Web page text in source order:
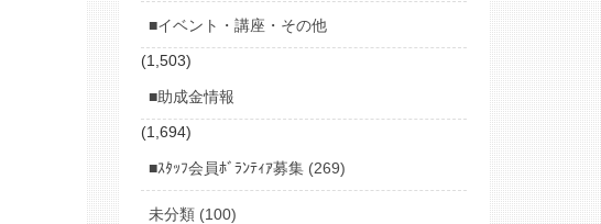
■イベント・講座・その他
(1,503)
■助成金情報
(1,694)
■ｽﾀｯﾌ会員ﾎﾞﾗﾝﾃｨｱ募集 (269)
未分類 (100)